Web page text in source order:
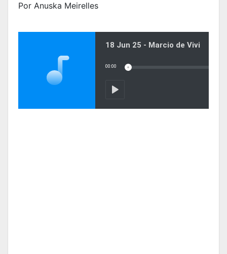
Por Anuska Meirelles